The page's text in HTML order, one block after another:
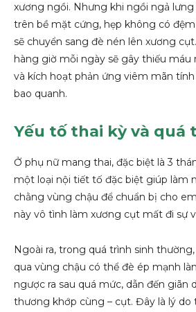
xương ngồi. Nhưng khi ngồi ngả
trên bề mặt cứng, hẹp không có
sẽ chuyển sang đè nén lên xương
hàng giờ mỗi ngày sẽ gây thiếu máu
và kích hoạt phản ứng viêm mãn
bao quanh.
Yếu tố thai kỳ và quá
Ở phụ nữ mang thai, đặc biệt là 3
một loại nội tiết tố đặc biệt giúp làm
chằng vùng chậu để chuẩn bị cho
này vô tình làm xương cụt mất đi sự
Ngoài ra, trong quá trình sinh
qua vùng chậu có thể đè ép mạnh
ngược ra sau quá mức, dẫn đến giãn
thương khớp cùng – cụt. Đây là lý do